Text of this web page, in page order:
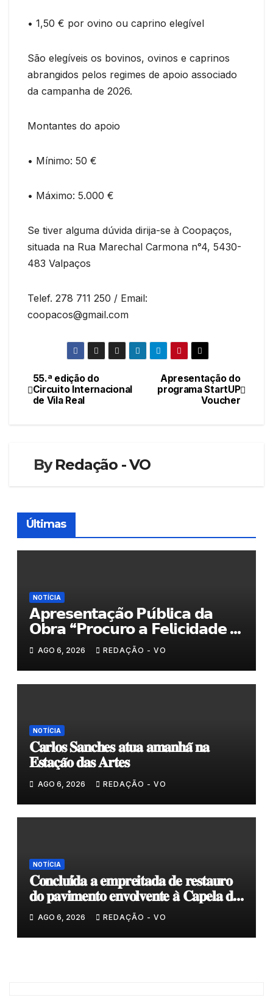
• 1,50 € por ovino ou caprino elegível
São elegíveis os bovinos, ovinos e caprinos
abrangidos pelos regimes de apoio associado
da campanha de 2026.
Montantes do apoio
• Mínimo: 50 €
• Máximo: 5.000 €
Se tiver alguma dúvida dirija-se à Coopaços,
situada na Rua Marechal Carmona n°4, 5430-
483 Valpaços
Telef. 278 711 250 / Email:
coopacos@gmail.com
Navegação
de
Apresentação do
programa StartUP
Voucher
55.ª edição do
Circuito Internacional
de Vila Real
ByRedação - VO
Últimas
NOTÍCIA
𝗔𝗽𝗿𝗲𝘀𝗲𝗻𝘁𝗮𝗰̧𝗮̃𝗼 𝗣𝘂́𝗯𝗹𝗶𝗰𝗮 𝗱𝗮
𝗢𝗯𝗿𝗮 “𝗣𝗿𝗼𝗰𝘂𝗿𝗼 𝗮 𝗙𝗲𝗹𝗶𝗰𝗶𝗱𝗮𝗱𝗲 𝗲
𝗲𝗹𝗮 𝗺𝗼𝗿𝗮 𝗰𝗼𝗺𝗶𝗴𝗼”
AGO 6, 2026 REDAÇÃO - VO
NOTÍCIA
𝐂𝐚𝐫𝐥𝐨𝐬 𝐒𝐚𝐧𝐜𝐡𝐞𝐬 𝐚𝐭𝐮𝐚 𝐚𝐦𝐚𝐧𝐡𝐚̃ 𝐧𝐚
𝐄𝐬𝐭𝐚𝐜̧𝐚̃𝐨 𝐝𝐚𝐬 𝐀𝐫𝐭𝐞𝐬
AGO 6, 2026 REDAÇÃO - VO
NOTÍCIA
𝐂𝐨𝐧𝐜𝐥𝐮𝐢́𝐝𝐚 𝐚 𝐞𝐦𝐩𝐫𝐞𝐢𝐭𝐚𝐝𝐚 𝐝𝐞 𝐫𝐞𝐬𝐭𝐚𝐮𝐫𝐨
𝐝𝐨 𝐩𝐚𝐯𝐢𝐦𝐞𝐧𝐭𝐨 𝐞𝐧𝐯𝐨𝐥𝐯𝐞𝐧𝐭𝐞 𝐚̀ 𝐂𝐚𝐩𝐞𝐥𝐚 𝐝𝐞
𝐂𝐨𝐯𝐚𝐬
AGO 6, 2026 REDAÇÃO - VO